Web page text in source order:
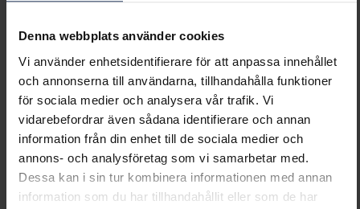
Denna webbplats använder cookies
Vi använder enhetsidentifierare för att anpassa innehållet
och annonserna till användarna, tillhandahålla funktioner
för sociala medier och analysera vår trafik. Vi
vidarebefordrar även sådana identifierare och annan
information från din enhet till de sociala medier och
annons- och analysföretag som vi samarbetar med.
Dessa kan i sin tur kombinera informationen med annan
information som du har tillhandahållit eller som de har
Distorsion (THD)
Dimning och styrning
Dimningsbar
Ja
Dimning 0-10 V
Nej
Dimning 1-10 V
Nej
Dimning DALI
Ja
Dimning DALI-2
Ja